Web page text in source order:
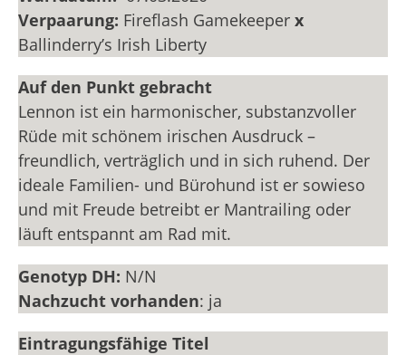
Verpaarung: Fireflash Gamekeeper x
Ballinderry’s Irish Liberty
Auf den Punkt gebracht
Lennon ist ein harmonischer, substanzvoller
Rüde mit schönem irischen Ausdruck –
freundlich, verträglich und in sich ruhend. Der
ideale Familien- und Bürohund ist er sowieso
und mit Freude betreibt er Mantrailing oder
läuft entspannt am Rad mit.
Genotyp DH: N/N
Nachzucht vorhanden: ja
Eintragungsfähige Titel